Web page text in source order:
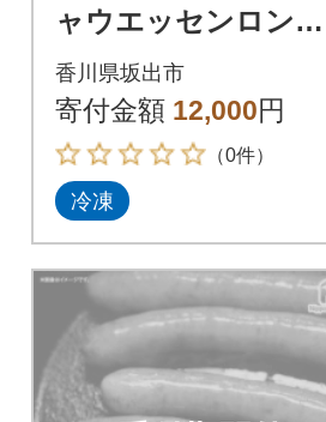
ャウエッセンロング5
00g×4袋|日本ハム 人
気 ウインナー ボリュ
ームパック
香川県坂出市
寄付金額 12,000円
（0件）
冷凍